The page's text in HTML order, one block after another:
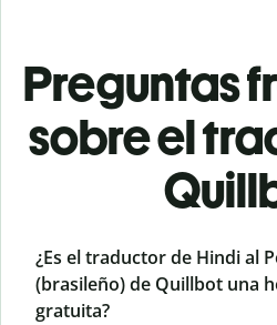
Preguntas
sobre el
¿Es el traductor de Hindi al
(brasileño) de Quillbot una
gratuita?